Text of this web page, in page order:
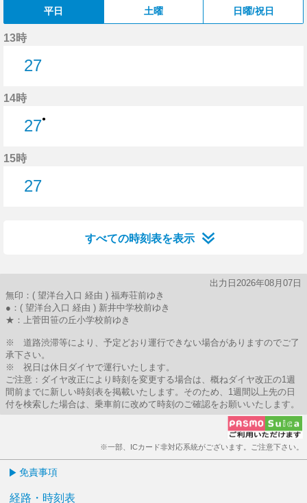
平日 土曜 日曜/祝日
13時
27
14時
27●
15時
27
すべての時刻表を表示
出力日2026年08月07日
無印：( 望洋台入口 経由 ) 福寿荘前ゆき
●：( 望洋台入口 経由 ) 新井中学校前ゆき
★：上菅田笹の丘小学校前ゆき
※ 道路渋滞等により、予定どおり運行できない場合がありますのでご了
承下さい。
※ 祝日は休日ダイヤで運行いたします。
ご注意：ダイヤ改正により時刻を変更する場合は、概ねダイヤ改正の1週
間前までに新しい時刻表を掲載いたします。そのため、1週間以上先の日
付を検索した場合は、乗車前に改めて時刻のご確認をお願いいたします。
※一部、ICカード非対応系統がございます。ご注意下さい。
免責事項
経路・時刻表